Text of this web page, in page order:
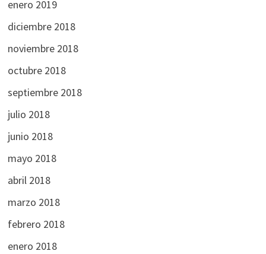
enero 2019
diciembre 2018
noviembre 2018
octubre 2018
septiembre 2018
julio 2018
junio 2018
mayo 2018
abril 2018
marzo 2018
febrero 2018
enero 2018